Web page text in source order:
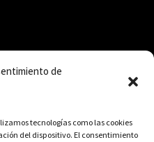
de
tecnologías como las cookies
del dispositivo. El consentimiento